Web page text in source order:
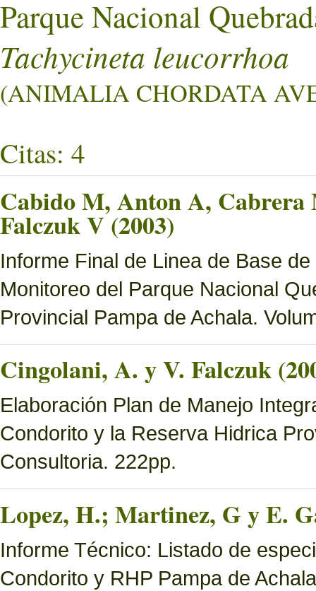
Parque Nacional
Tachycineta leucorrhoa
(ANIMALIA CHORDATA
Citas: 4
Cabido M, Anton A,
Falczuk V (2003)
Informe Final de Linea de Base
Monitoreo del Parque Nacional
Provincial Pampa de Achala.
Cingolani, A. y V. Falczuk
Elaboración Plan de Manejo
Condorito y la Reserva Hidrica
Consultoria. 222pp.
Lopez, H.; Martinez, G y E.
Informe Técnico: Listado de
Condorito y RHP Pampa de Achala